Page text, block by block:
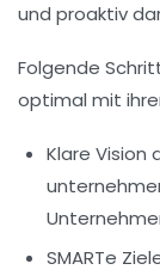
und proaktiv
Folgende
optimal mit
Klare Vision
SMARTe